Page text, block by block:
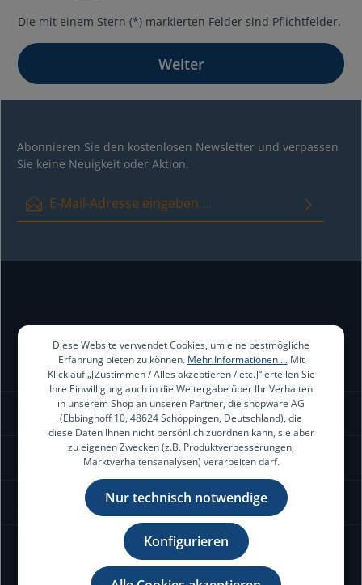
Die mit einem Stern (*) markierten Felder sind Pflichtfelder.
Weiter
Abonnieren Sie den kostenlosen Newsletter und verpassen
Sie keine Neuigkeit oder Aktion.
E-Mail-Adresse*
Kontakt
Information
Diese Website verwendet Cookies, um eine bestmögliche
Erfahrung bieten zu können. Mehr Informationen ...Mit
Klick auf „[Zustimmen / Alles akzeptieren / etc.]“ erteilen Sie
Ihre Einwilligung auch in die Weitergabe über Ihr Verhalten
in unserem Shop an unseren Partner, die shopware AG
(Ebbinghoff 10, 48624 Schöppingen, Deutschland), die
diese Daten Ihnen nicht persönlich zuordnen kann, sie aber
zu eigenen Zwecken (z.B. Produktverbesserungen,
Marktverhaltensanalysen) verarbeiten darf.
Nur technisch notwendige
Konfigurieren